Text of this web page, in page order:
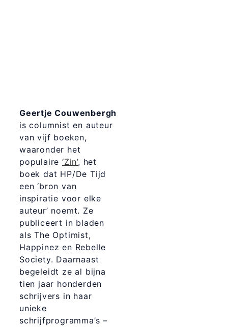
Geertje Couwenbergh
is columnist en auteur
van vijf boeken,
waaronder het
populaire‘Zin’, het
boek dat HP/De Tijd
een ‘bron van
inspiratie voor elke
auteur’ noemt. Ze
publiceert in bladen
als The Optimist,
Happinez en Rebelle
Society. Daarnaast
begeleidt ze al bijna
tien jaar honderden
schrijvers in haar
unieke
schrijfprogramma’s –